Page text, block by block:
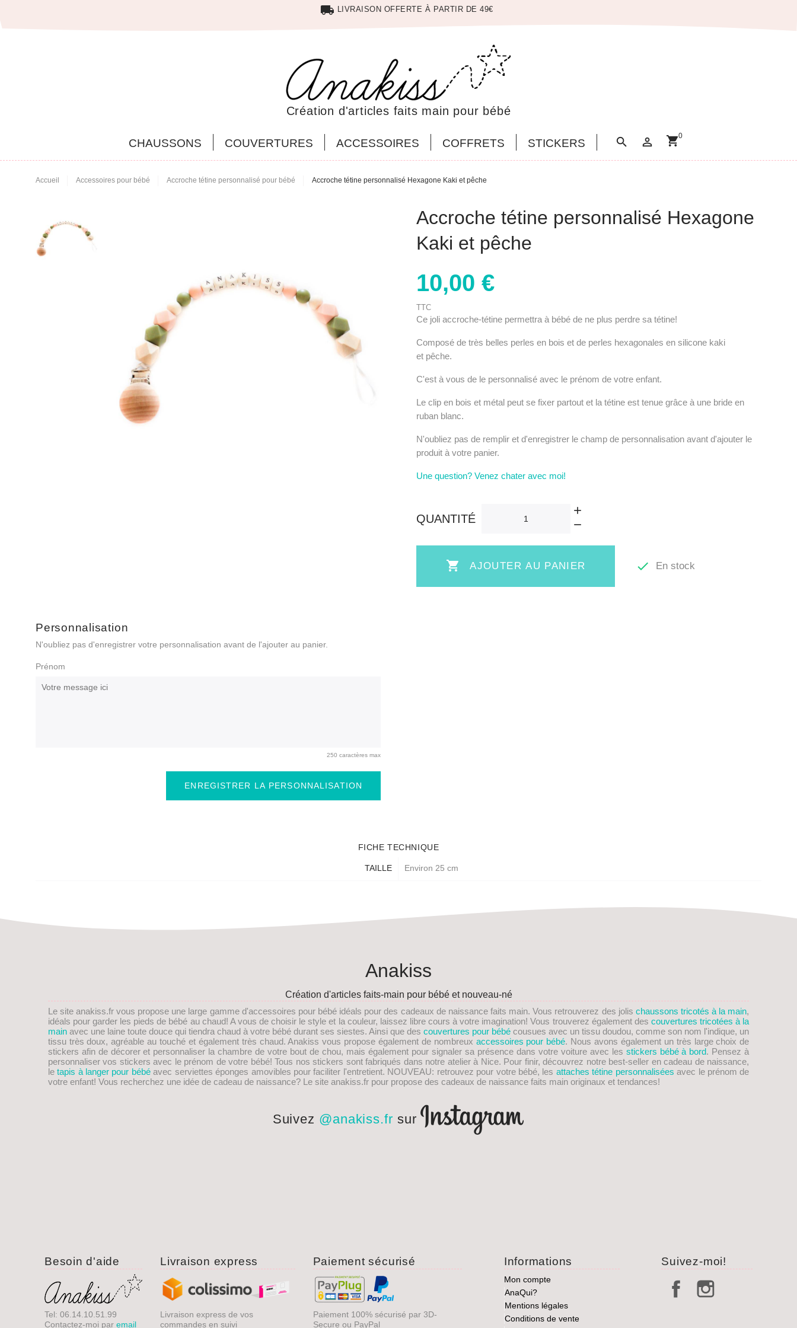
local_shipping LIVRAISON OFFERTE À PARTIR DE 49€
Création d'articles faits main pour bébé
CHAUSSONS COUVERTURES ACCESSOIRES COFFRETS STICKERS   shopping_cart0
Accueil Accessoires pour bébé Accroche tétine personnalisé pour bébé Accroche tétine personnalisé Hexagone Kaki et pêche
Accroche tétine personnalisé Hexagone
Kaki et pêche
10,00 €
TTC
Ce joli accroche-tétine permettra à bébé de ne plus perdre sa tétine!
Composé de très belles perles en bois et de perles hexagonales en silicone kaki
et pêche.
C'est à vous de le personnalisé avec le prénom de votre enfant.
Le clip en bois et métal peut se fixer partout et la tétine est tenue grâce à une bride en
ruban blanc.
N'oubliez pas de remplir et d'enregistrer le champ de personnalisation avant d'ajouter le
produit à votre panier.
Une question? Venez chater avec moi!
QUANTITÉ
 AJOUTER AU PANIER  En stock
Personnalisation
N'oubliez pas d'enregistrer votre personnalisation avant de l'ajouter au panier.
Prénom
250 caractères max
ENREGISTRER LA PERSONNALISATION
FICHE TECHNIQUE
TAILLE Environ 25 cm
Anakiss
Création d'articles faits-main pour bébé et nouveau-né
Le site anakiss.fr vous propose une large gamme d'accessoires pour bébé idéals pour des cadeaux de naissance faits main. Vous retrouverez des jolis chaussons tricotés à la main,
idéals pour garder les pieds de bébé au chaud! A vous de choisir le style et la couleur, laissez libre cours à votre imagination! Vous trouverez également des couvertures tricotées à la
mainavec une laine toute douce qui tiendra chaud à votre bébé durant ses siestes. Ainsi que descouvertures pour bébé cousues avec un tissu doudou, comme son nom l'indique, un
tissu très doux, agréable au touché et également très chaud. Anakiss vous propose également de nombreux accessoires pour bébé. Nous avons également un très large choix de
stickers afin de décorer et personnaliser la chambre de votre bout de chou, mais également pour signaler sa présence dans votre voiture avec les stickers bébé à bord. Pensez à
personnaliser vos stickers avec le prénom de votre bébé! Tous nos stickers sont fabriqués dans notre atelier à Nice. Pour finir, découvrez notre best-seller en cadeau de naissance,
letapis à langer pour bébéavec serviettes éponges amovibles pour faciliter l'entretient. NOUVEAU: retrouvez pour votre bébé, les attaches tétine personnalisées avec le prénom de
votre enfant! Vous recherchez une idée de cadeau de naissance? Le site anakiss.fr pour propose des cadeaux de naissance faits main originaux et tendances!
Suivez @anakiss.fr sur
Besoin d'aide
Tel: 06.14.10.51.99
Contactez-moi par email
Livraison express
Livraison express de vos
commandes en suivi
Paiement sécurisé
Paiement 100% sécurisé par 3D-
Secure ou PayPal
Informations
Mon compte
AnaQui?
Mentions légales
Conditions de vente
Suivez-moi!